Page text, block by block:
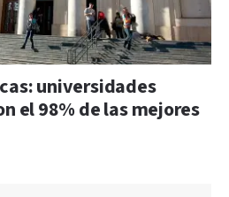
universidades
el 98% de las mejores